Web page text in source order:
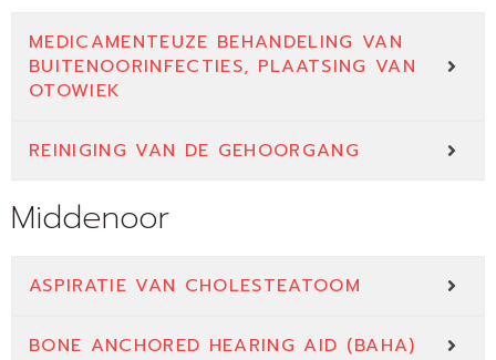
MEDICAMENTEUZE BEHANDELING VAN
BUITENOORINFECTIES, PLAATSING VAN
OTOWIEK
REINIGING VAN DE GEHOORGANG
Middenoor
ASPIRATIE VAN CHOLESTEATOOM
BONE ANCHORED HEARING AID (BAHA)